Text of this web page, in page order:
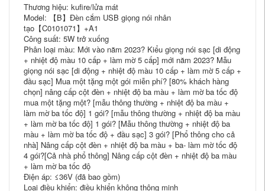
Thương hiệu: kufire/lửa mát
Model: 【B】Đèn cắm USB giọng nói nhân
tạo【C0101071】+A1
Công suất: 5W trở xuống
Phân loại màu: Mới vào năm 2023? Kiểu giọng nói sạc [di động
+ nhiệt độ màu 10 cấp + làm mờ 5 cấp] mới năm 2023? Mẫu
giọng nói sạc [di động + nhiệt độ màu 10 cấp + làm mờ 5 cấp +
đầu sạc] Mua một tặng một gói miễn phí? [80% khách hàng
chọn] nâng cấp cột đèn + nhiệt độ ba màu + làm mờ ba tốc độ
mua một tặng một? [mẫu thông thường + nhiệt độ ba màu +
làm mờ ba tốc độ] 1 gói? [mẫu thông thường + nhiệt độ ba màu
+ làm mờ ba tốc độ] 1 gói? [Mẫu thông thường + nhiệt độ ba
màu + làm mờ ba tốc độ + đầu sạc] 3 gói? [Phổ thông cho cả
nhà] Nâng cấp cột đèn + nhiệt độ ba màu + ba- làm mờ tốc độ
4 gói?[Cả nhà phổ thông] Nâng cấp cột đèn + nhiệt độ ba màu
+ làm mờ ba tốc độ
Điện áp: ≤36V (đã bao gồm)
Loại điều khiển: điều khiển không thông minh